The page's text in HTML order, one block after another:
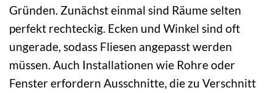
Gründen. Zunächst einmal sind Räume selten
perfekt rechteckig. Ecken und Winkel sind oft
ungerade, sodass Fliesen angepasst werden
müssen. Auch Installationen wie Rohre oder
Fenster erfordern Ausschnitte, die zu Verschnitt